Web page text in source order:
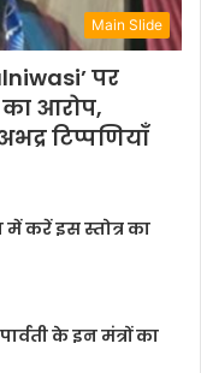
Main Slide
पर
आरोप,
टिप्पणियाँ
करें इस स्तोत्र का
के इन मंत्रों का